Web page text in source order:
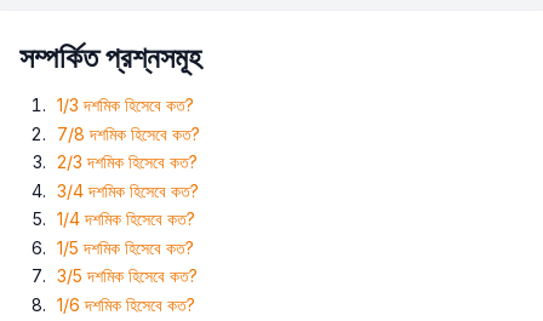
সম্পর্কিত প্রশ্নসমূহ
1/3 দশমিক হিসেবে কত?
7/8 দশমিক হিসেবে কত?
2/3 দশমিক হিসেবে কত?
3/4 দশমিক হিসেবে কত?
1/4 দশমিক হিসেবে কত?
1/5 দশমিক হিসেবে কত?
3/5 দশমিক হিসেবে কত?
1/6 দশমিক হিসেবে কত?